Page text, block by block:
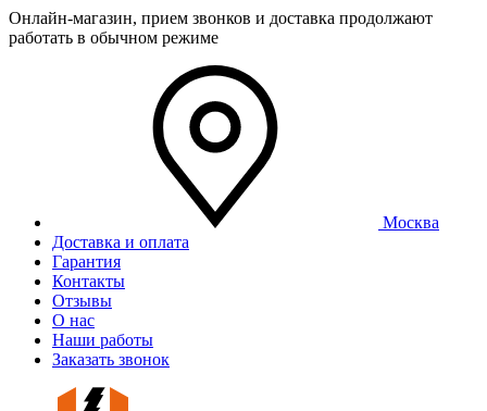
Онлайн-магазин, прием звонков и доставка продолжают
работать в обычном режиме
Москва
Доставка и оплата
Гарантия
Контакты
Отзывы
О нас
Наши работы
Заказать звонок